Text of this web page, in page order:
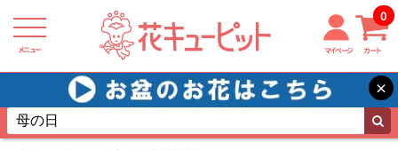
メニュー マイページ カート
0
×